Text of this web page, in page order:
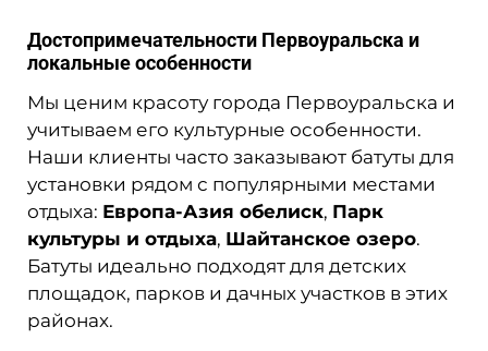
Достопримечательности Первоуральска и
локальные особенности
Мы ценим красоту города Первоуральска и
учитываем его культурные особенности.
Наши клиенты часто заказывают батуты для
установки рядом с популярными местами
отдыха: Европа-Азия обелиск, Парк
культуры и отдыха, Шайтанское озеро.
Батуты идеально подходят для детских
площадок, парков и дачных участков в этих
районах.